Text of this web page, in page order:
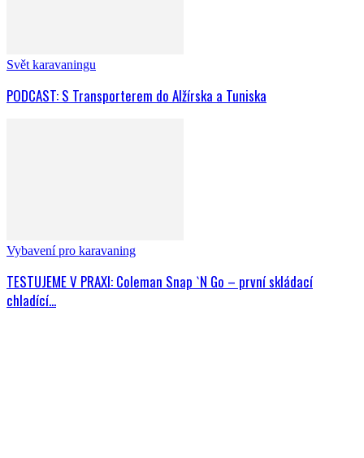
Svět karavaningu
PODCAST: S Transporterem do Alžírska a Tuniska
Vybavení pro karavaning
TESTUJEME V PRAXI: Coleman Snap `N Go – první skládací
chladící...